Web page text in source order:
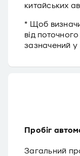
китайських
* Щоб
від
зазначений у
Пробіг
Загальний